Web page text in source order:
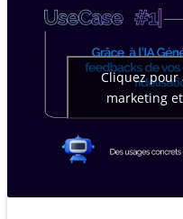
Cliquez pour
marketing